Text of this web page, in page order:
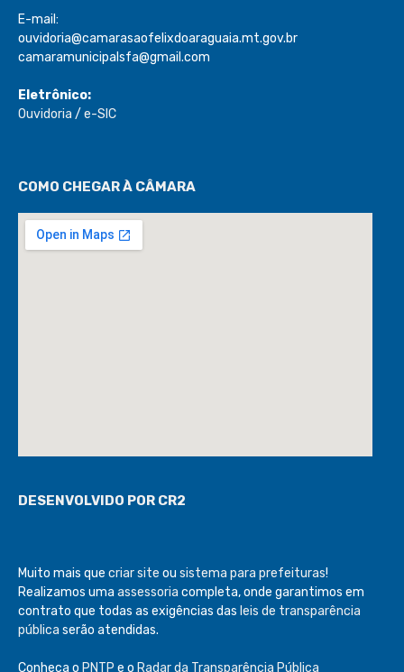
E-mail:
ouvidoria@camarasaofelixdoaraguaia.mt.gov.br
camaramunicipalsfa@gmail.com
Eletrônico:
Ouvidoria / e-SIC
COMO CHEGAR À CÂMARA
DESENVOLVIDO POR CR2
Muito mais que criar site ou sistema para prefeituras!
Realizamos uma assessoria completa, onde garantimos em
contrato que todas as exigências das leis de transparência
pública serão atendidas.
Conheça o PNTP e o Radar da Transparência Pública